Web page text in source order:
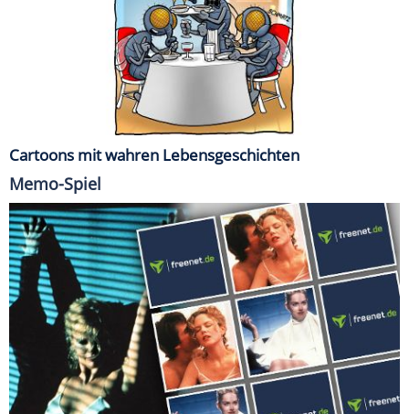
Cartoons mit wahren Lebensgeschichten
Memo-Spiel